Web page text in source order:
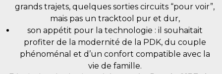
grands trajets, quelques sorties circuits “pour voir”,
mais pas un tracktool pur et dur,
son appétit pour la technologie : il souhaitait
profiter de la modernité de la PDK, du couple
phénoménal et d’un confort compatible avec la
vie de famille.